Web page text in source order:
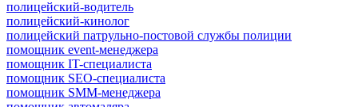
полицейский-водитель
полицейский-кинолог
полицейский патрульно-постовой службы полиции
помощник event-менеджера
помощник IT-специалиста
помощник SEO-специалиста
помощник SMM-менеджера